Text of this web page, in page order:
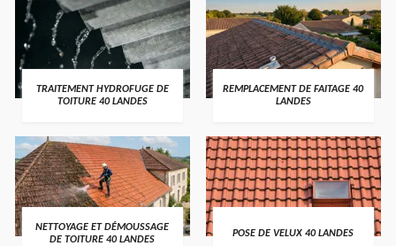
TRAITEMENT HYDROFUGE DE
TOITURE 40 LANDES
REMPLACEMENT DE FAITAGE 40
LANDES
NETTOYAGE ET DÉMOUSSAGE
DE TOITURE 40 LANDES
POSE DE VELUX 40 LANDES